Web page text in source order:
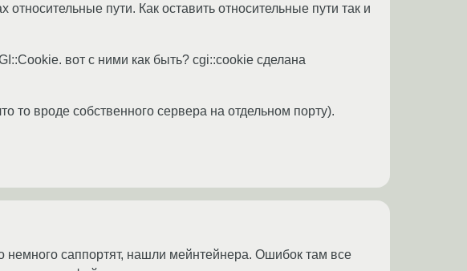
пути. Как оставить относительные пути так и
вот с ними как быть? cgi::cookie сделана
то вроде собственного сервера на отдельном порту).
саппортят, нашли мейнтейнера. Ошибок там все